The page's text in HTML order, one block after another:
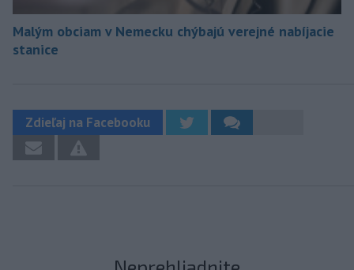
Malým obciam v Nemecku chýbajú verejné nabíjacie
stanice
Zdieľaj na Facebooku